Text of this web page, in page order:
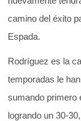
camino del éxito
Espada.
Rodríguez es la
temporadas le
sumando primero
logrando un 30-